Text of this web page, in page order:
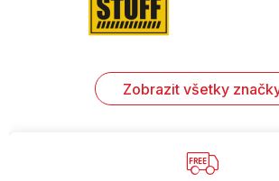
Zobrazit všetky